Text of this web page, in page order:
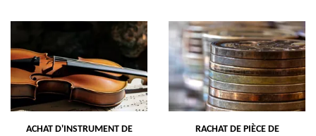
ACHAT D'INSTRUMENT DE
RACHAT DE PIÈCE DE